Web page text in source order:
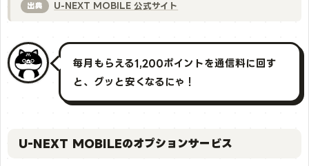
出典 U-NEXT MOBILE 公式サイト
毎月もらえる1,200ポイントを通信料に回す
と、グッと安くなるにゃ！
U-NEXT MOBILEのオプションサービス